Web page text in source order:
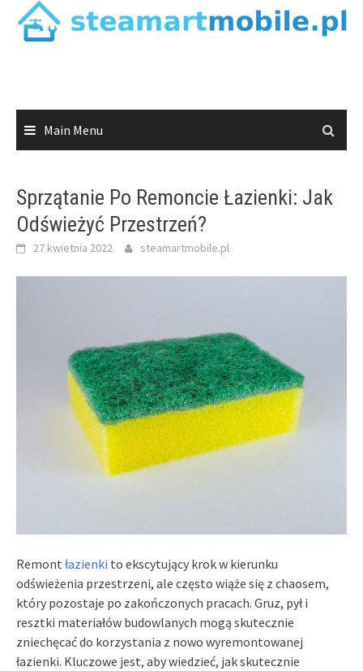
Main Menu
Sprzątanie Po Remoncie Łazienki: Jak
Odświeżyć Przestrzeń?
27 kwietnia 2022 steamartmobile.pl
Remont łazienki to ekscytujący krok w kierunku
odświeżenia przestrzeni, ale często wiąże się z chaosem,
który pozostaje po zakończonych pracach. Gruz, pył i
resztki materiałów budowlanych mogą skutecznie
zniechęcać do korzystania z nowo wyremontowanej
łazienki. Kluczowe jest, aby wiedzieć, jak skutecznie